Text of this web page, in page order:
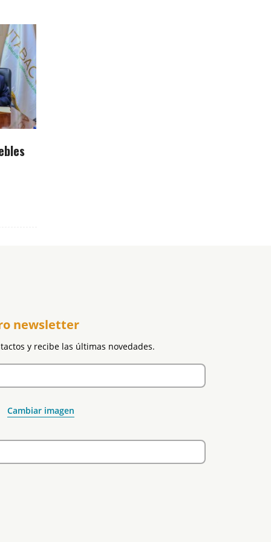
newsletter
y recibe las últimas novedades.
Cambiar imagen